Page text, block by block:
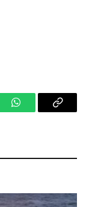
WhatsAppCopy